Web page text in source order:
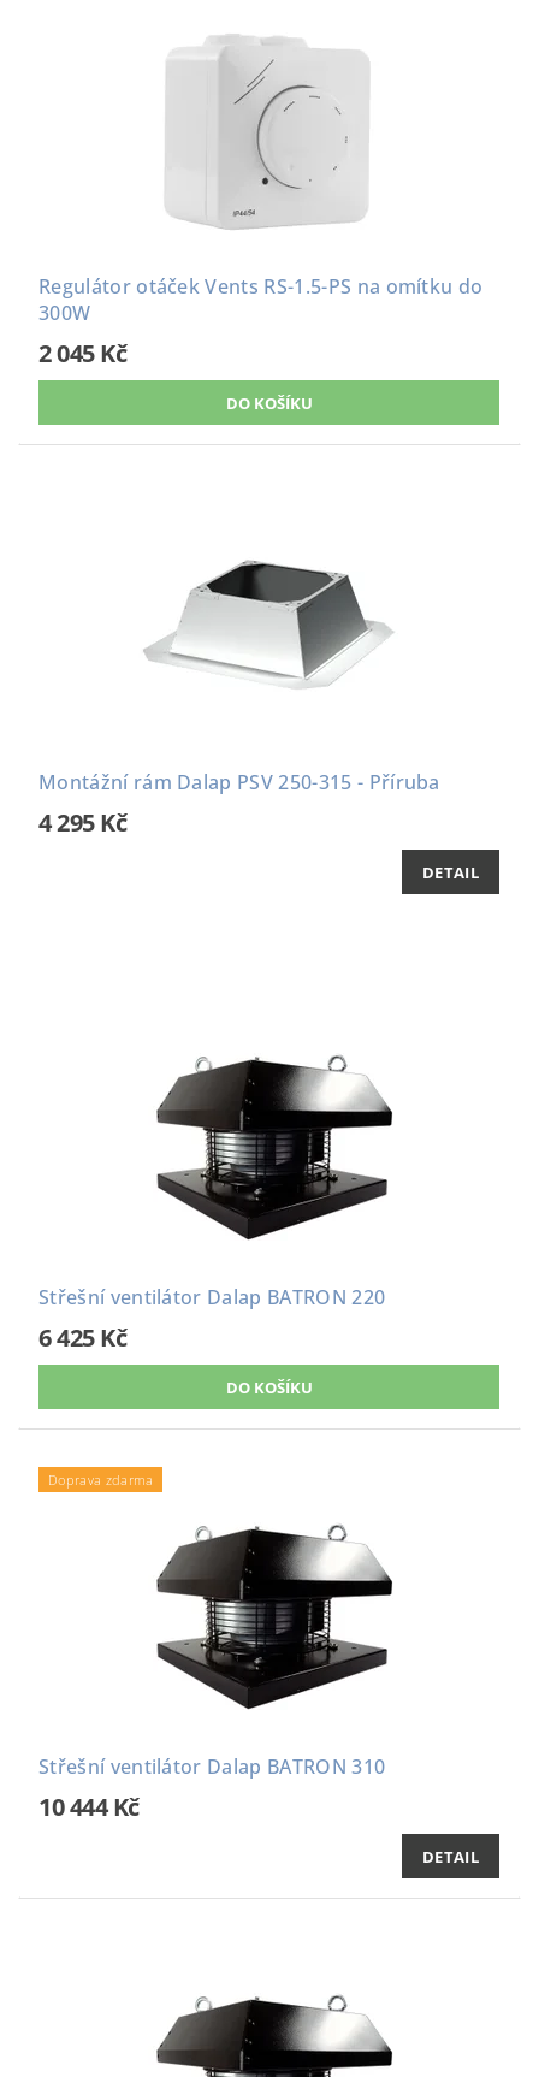
Regulátor otáček Vents RS-1.5-PS na omítku do
300W
2 045 Kč
Montážní rám Dalap PSV 250-315 - Příruba
4 295 Kč
DETAIL
Střešní ventilátor Dalap BATRON 220
6 425 Kč
Doprava zdarma
Střešní ventilátor Dalap BATRON 310
10 444 Kč
DETAIL